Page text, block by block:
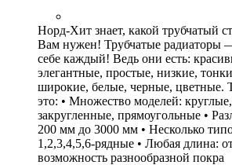
Норд-Хит знает, какой трубчатый
Вам нужен! Трубчатые радиаторы
себе каждый! Ведь они есть:
элегантные, простые, низкие,
широкие, белые, черные, цветные.
это: • Множество моделей:
закругленные, прямоугольные •
200 мм до 3000 мм • Несколько
1,2,3,4,5,6-рядные • Любая длина:
возможность разнообразной покра